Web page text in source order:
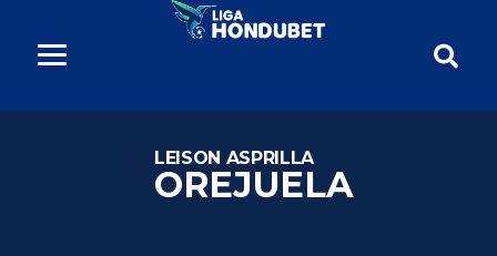
LEISON ASPRILLA
OREJUELA